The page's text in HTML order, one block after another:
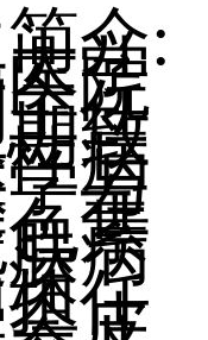
介:
学
院
任
致
病
与
在
素
病
任